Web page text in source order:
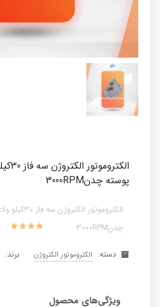
پوسته چدن3000RPM
چدن3000RPM
دسته: الکتروموتور الکتروژن برند: